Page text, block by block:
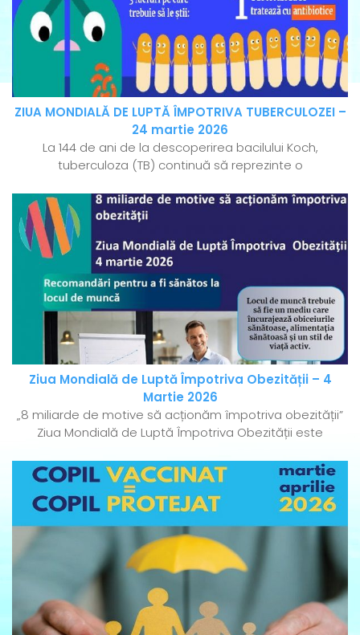
ZIUA MONDIALĂ DE LUPTĂ ÎMPOTRIVA TUBERCULOZEI –
24 martie 2026
La 144 de ani de la descoperirea bacilului Koch,
tuberculoza (TB) continuă să reprezinte o
Ziua Mondială de Luptă Împotriva Obezității – 4
Martie 2026
„8 miliarde de motive să acționăm împotriva obezității”
Ziua Mondială de Luptă Împotriva Obezității este